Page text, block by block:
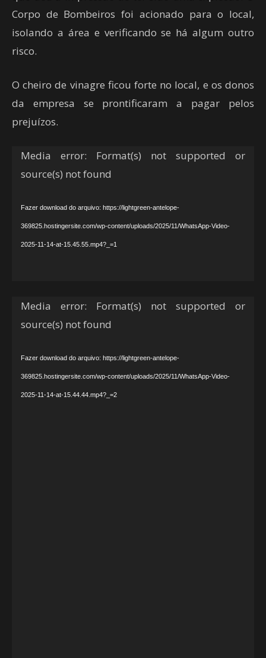
Corpo de Bombeiros foi acionado para o local,
isolando a área e verificando se há algum outro
risco.
O cheiro de vinagre ficou forte no local, e os donos
da empresa se prontificaram a pagar pelos
prejuízos.
Tocador
de
Media error: Format(s) not supported or
source(s) not found
Fazer download do arquivo: https://lightgreen-antelope-
369825.hostingersite.com/wp-content/uploads/2025/11/WhatsApp-Video-
2025-11-14-at-15.45.55.mp4?_=1
Tocador
de
Media error: Format(s) not supported or
source(s) not found
Fazer download do arquivo: https://lightgreen-antelope-
369825.hostingersite.com/wp-content/uploads/2025/11/WhatsApp-Video-
2025-11-14-at-15.44.44.mp4?_=2